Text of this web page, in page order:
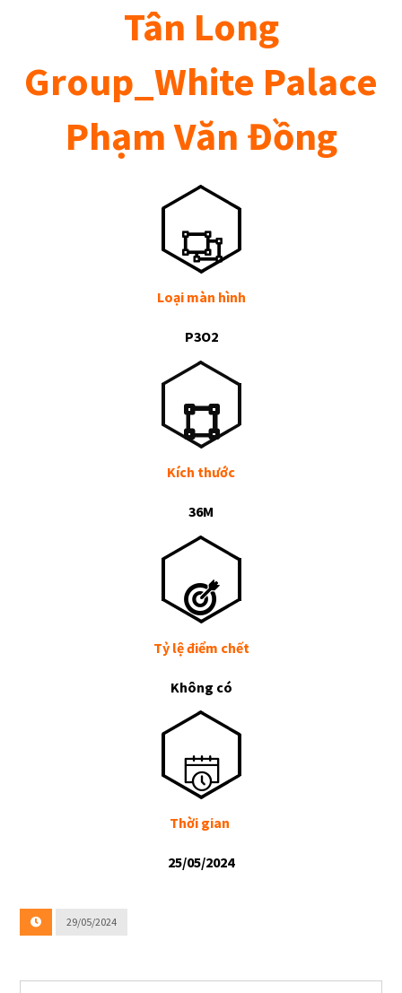
Tân Long
Group_White Palace
Phạm Văn Đồng
Loại màn hình
P3O2
Kích thước
36M
Tỷ lệ điểm chết
Không có
Thời gian
25/05/2024
29/05/2024